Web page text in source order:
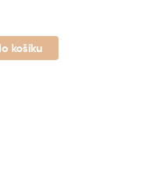
košíku